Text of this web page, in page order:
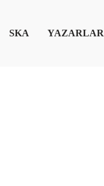
SKA YAZARLAR